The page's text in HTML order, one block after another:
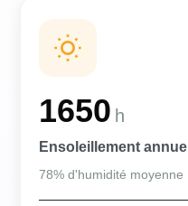
1650 h
Ensoleillement annuel
78% d'humidité moyenne